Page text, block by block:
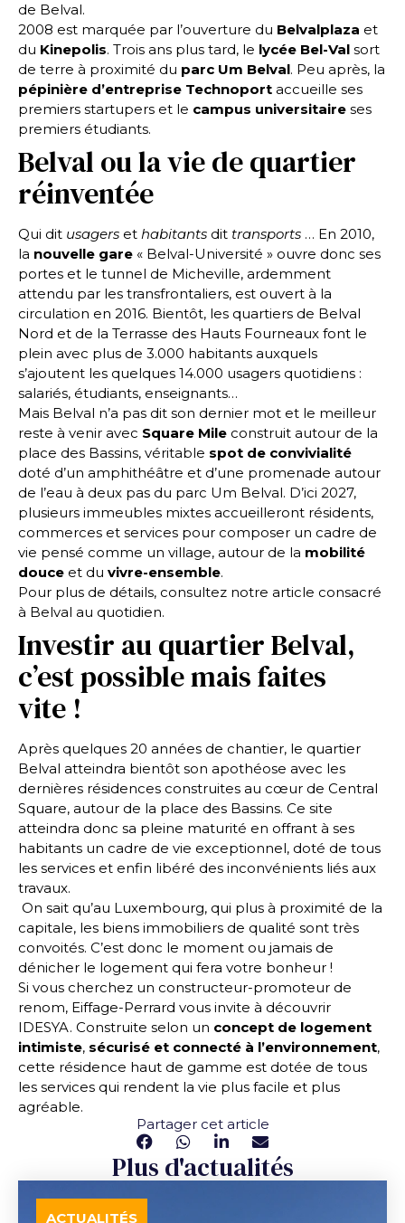
de Belval.
2008 est marquée par l’ouverture du Belvalplaza et
du Kinepolis. Trois ans plus tard, le lycée Bel-Val sort
de terre à proximité du parc Um Belval. Peu après, la
pépinière d’entreprise Technoport accueille ses
premiers startupers et le campus universitaire ses
premiers étudiants.
Belval ou la vie de quartier
réinventée
Qui dit usagers et habitants dit transports … En 2010,
la nouvelle gare « Belval-Université » ouvre donc ses
portes et le tunnel de Micheville, ardemment
attendu par les transfrontaliers, est ouvert à la
circulation en 2016. Bientôt, les quartiers de Belval
Nord et de la Terrasse des Hauts Fourneaux font le
plein avec plus de 3.000 habitants auxquels
s’ajoutent les quelques 14.000 usagers quotidiens :
salariés, étudiants, enseignants…
Mais Belval n’a pas dit son dernier mot et le meilleur
reste à venir avec Square Mile construit autour de la
place des Bassins, véritable spot de convivialité
doté d’un amphithéâtre et d’une promenade autour
de l’eau à deux pas du parc Um Belval. D’ici 2027,
plusieurs immeubles mixtes accueilleront résidents,
commerces et services pour composer un cadre de
vie pensé comme un village, autour de la mobilité
douce et du vivre-ensemble.
Pour plus de détails, consultez notre article consacré
à Belval au quotidien.
Investir au quartier Belval,
c’est possible mais faites
vite !
Après quelques 20 années de chantier, le quartier
Belval atteindra bientôt son apothéose avec les
dernières résidences construites au cœur de Central
Square, autour de la place des Bassins. Ce site
atteindra donc sa pleine maturité en offrant à ses
habitants un cadre de vie exceptionnel, doté de tous
les services et enfin libéré des inconvénients liés aux
travaux.
On sait qu’au Luxembourg, qui plus à proximité de la
capitale, les biens immobiliers de qualité sont très
convoités. C’est donc le moment ou jamais de
dénicher le logement qui fera votre bonheur !
Si vous cherchez un constructeur-promoteur de
renom, Eiffage-Perrard vous invite à découvrir
IDESYA. Construite selon un concept de logement
intimiste, sécurisé et connecté à l’environnement,
cette résidence haut de gamme est dotée de tous
les services qui rendent la vie plus facile et plus
agréable.
Partager cet article
Plus d'actualités
ACTUALITÉS